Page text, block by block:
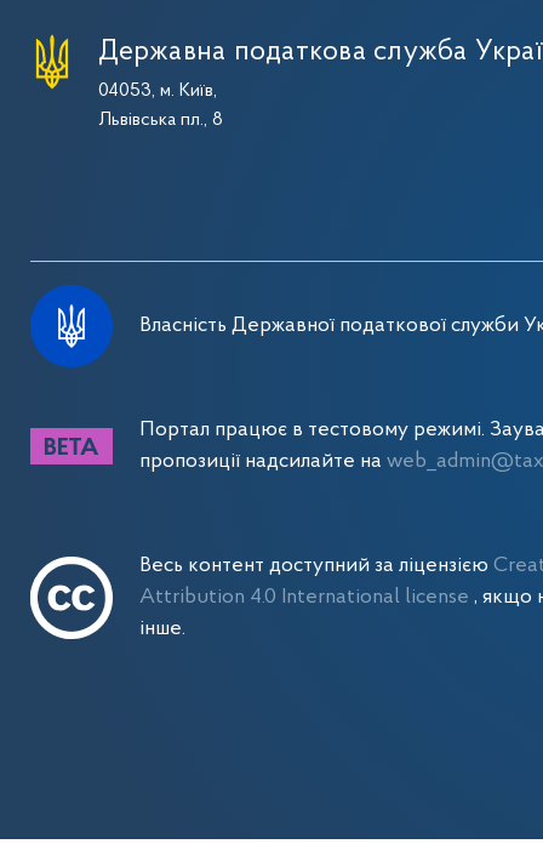
Державна податкова служба
04053, м. Київ,
Львівська пл., 8
Власність Державної податкової служби
Портал працює в тестовому режимі.
пропозиції надсилайте на
Весь контент доступний за ліцензією
Attribution 4.0 International license , якщо
інше.